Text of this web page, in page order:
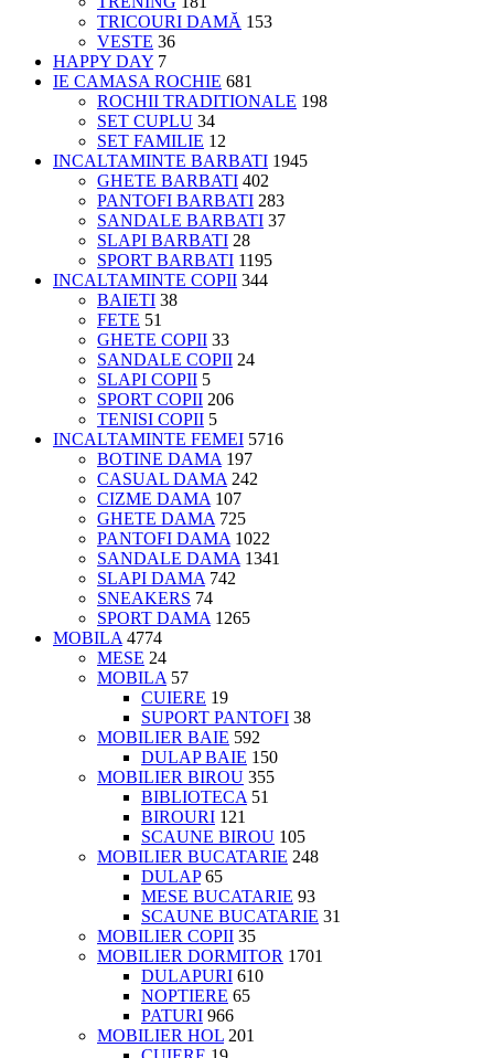
TRICOURI DAMĂ 153
VESTE 36
HAPPY DAY 7
IE CAMASA ROCHIE 681
ROCHII TRADITIONALE 198
SET CUPLU 34
SET FAMILIE 12
INCALTAMINTE BARBATI 1945
GHETE BARBATI 402
PANTOFI BARBATI 283
SANDALE BARBATI 37
SLAPI BARBATI 28
SPORT BARBATI 1195
INCALTAMINTE COPII 344
BAIETI 38
FETE 51
GHETE COPII 33
SANDALE COPII 24
SLAPI COPII 5
SPORT COPII 206
TENISI COPII 5
INCALTAMINTE FEMEI 5716
BOTINE DAMA 197
CASUAL DAMA 242
CIZME DAMA 107
GHETE DAMA 725
PANTOFI DAMA 1022
SANDALE DAMA 1341
SLAPI DAMA 742
SNEAKERS 74
SPORT DAMA 1265
MOBILA 4774
MESE 24
MOBILA 57
CUIERE 19
SUPORT PANTOFI 38
MOBILIER BAIE 592
DULAP BAIE 150
MOBILIER BIROU 355
BIBLIOTECA 51
BIROURI 121
SCAUNE BIROU 105
MOBILIER BUCATARIE 248
DULAP 65
MESE BUCATARIE 93
SCAUNE BUCATARIE 31
MOBILIER COPII 35
MOBILIER DORMITOR 1701
DULAPURI 610
NOPTIERE 65
PATURI 966
MOBILIER HOL 201